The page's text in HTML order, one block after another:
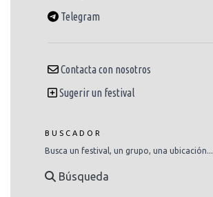
Telegram
Contacta con nosotros
Sugerir un festival
BUSCADOR
Busca un festival, un grupo, una ubicación...
Búsqueda